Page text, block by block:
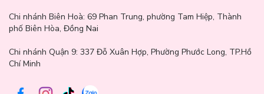
Chi nhánh Biên Hoà: 69 Phan Trung, phường Tam Hiệp, Thành
phố Biên Hòa, Đồng Nai
Chi nhánh Quận 9: 337 Đỗ Xuân Hợp, Phường Phước Long, TP.Hồ
Chí Minh